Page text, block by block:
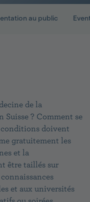
au public
de la
? Comment se
conditions doivent
gratuitement les
et la
être taillés sur
et aux universités